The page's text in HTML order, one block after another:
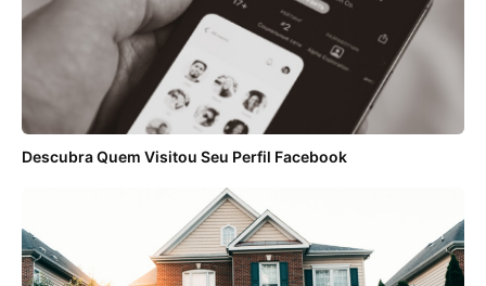
Descubra Quem Visitou Seu Perfil Facebook